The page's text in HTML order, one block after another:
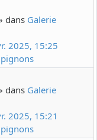
dans Galerie
2025, 15:25
dans Galerie
2025, 15:21